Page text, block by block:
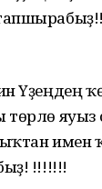
Үҙеңдең
яуыз
имен
!!!!!!!